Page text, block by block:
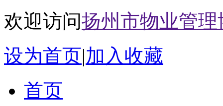
欢迎访问扬州市物业管理
设为首页|加入收藏
首页